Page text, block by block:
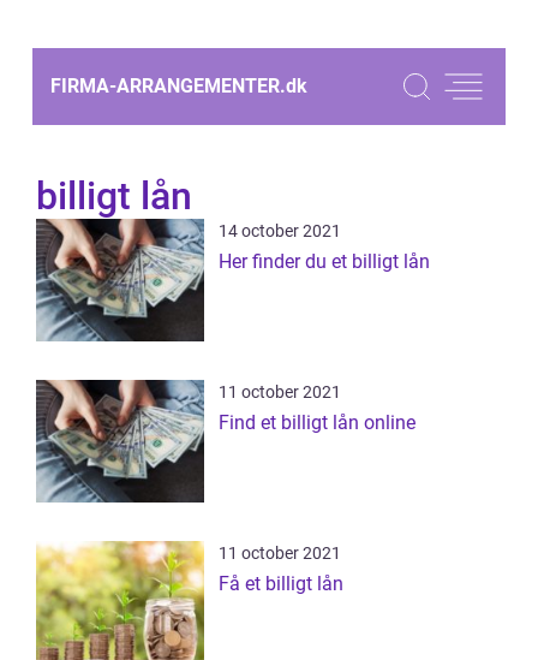
FIRMA-ARRANGEMENTER.dk
billigt lån
14 october 2021
Her finder du et billigt lån
11 october 2021
Find et billigt lån online
11 october 2021
Få et billigt lån